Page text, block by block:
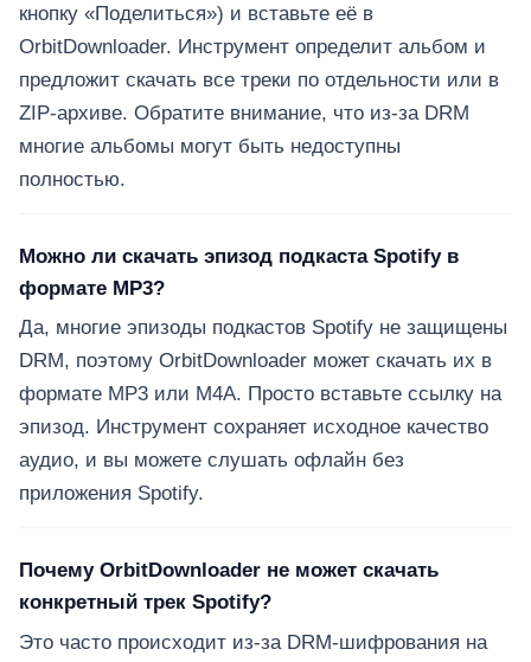
кнопку «Поделиться») и вставьте её в
OrbitDownloader. Инструмент определит альбом и
предложит скачать все треки по отдельности или в
ZIP-архиве. Обратите внимание, что из-за DRM
многие альбомы могут быть недоступны
полностью.
Можно ли скачать эпизод подкаста Spotify в
формате MP3?
Да, многие эпизоды подкастов Spotify не защищены
DRM, поэтому OrbitDownloader может скачать их в
формате MP3 или M4A. Просто вставьте ссылку на
эпизод. Инструмент сохраняет исходное качество
аудио, и вы можете слушать офлайн без
приложения Spotify.
Почему OrbitDownloader не может скачать
конкретный трек Spotify?
Это часто происходит из-за DRM-шифрования на